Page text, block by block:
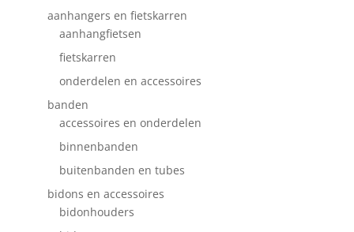
aanhangers en fietskarren
aanhangfietsen
fietskarren
onderdelen en accessoires
banden
accessoires en onderdelen
binnenbanden
buitenbanden en tubes
bidons en accessoires
bidonhouders